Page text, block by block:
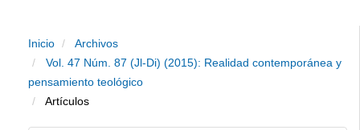
Inicio
Archivos
Vol. 47 Núm. 87 (Jl-Di) (2015): Realidad contemporánea y
pensamiento teológico
Artículos